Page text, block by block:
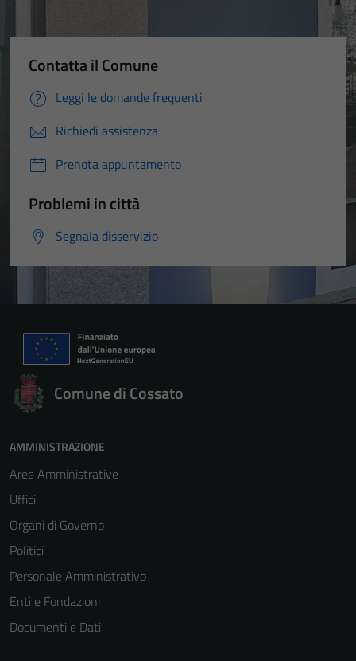
Contatta il Comune
Leggi le domande frequenti
Richiedi assistenza
Prenota appuntamento
Problemi in città
Segnala disservizio
Comune di Cossato
AMMINISTRAZIONE
Aree Amministrative
Uffici
Organi di Governo
Politici
Personale Amministrativo
Enti e Fondazioni
Documenti e Dati